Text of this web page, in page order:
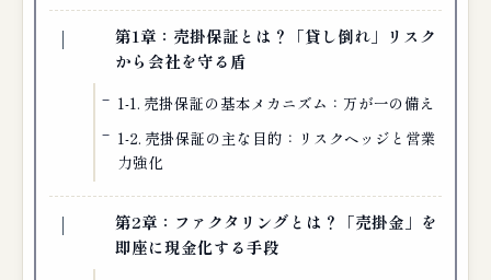
第1章：売掛保証とは？「貸し倒れ」リスク
から会社を守る盾
1-1. 売掛保証の基本メカニズム：万が一の備え
1-2. 売掛保証の主な目的：リスクヘッジと営業
力強化
第2章：ファクタリングとは？「売掛金」を
即座に現金化する手段